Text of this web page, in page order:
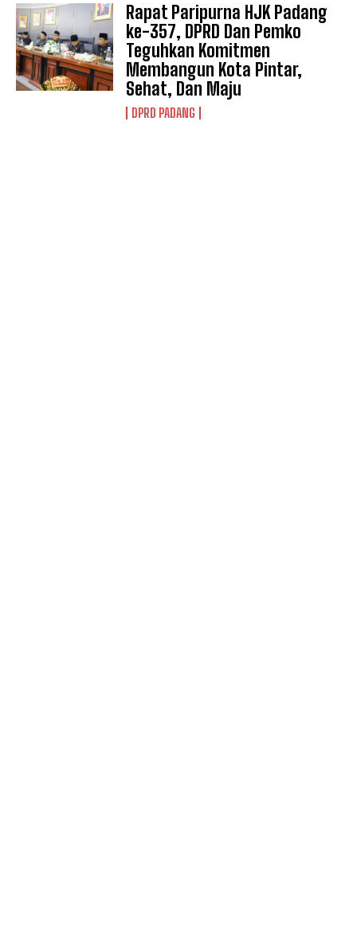
Rapat Paripurna HJK Padang
ke-357, DPRD Dan Pemko
Teguhkan Komitmen
Membangun Kota Pintar,
Sehat, Dan Maju
DPRD PADANG